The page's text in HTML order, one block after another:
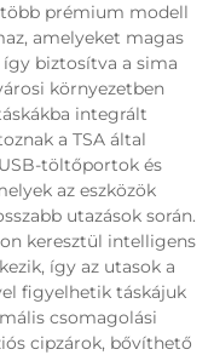
prémium modell
amelyeket magas
biztosítva a sima
környezetben
integrált
a TSA által
töltőportok és
az eszközök
utazások során.
keresztül intelligens
így az utasok a
figyelhetik táskájuk
csomagolási
cipzárok, bővíthető